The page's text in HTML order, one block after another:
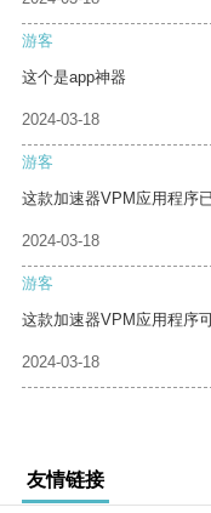
游客
这个是app神器
2024-03-18
游客
这款加速器VPM应用程序
2024-03-18
游客
这款加速器VPM应用程序
2024-03-18
友情链接